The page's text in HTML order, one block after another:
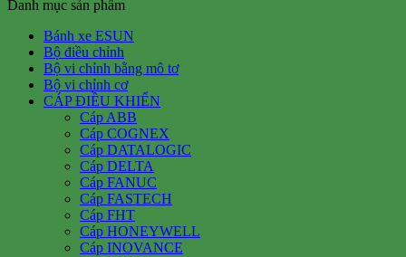
Danh mục sản phẩm
Bánh xe ESUN
Bộ điều chỉnh
Bộ vi chỉnh bằng mô tơ
Bộ vi chỉnh cơ
CÁP ĐIỀU KHIỂN
Cáp ABB
Cáp COGNEX
Cáp DATALOGIC
Cáp DELTA
Cáp FANUC
Cáp FASTECH
Cáp FHT
Cáp HONEYWELL
Cáp INOVANCE